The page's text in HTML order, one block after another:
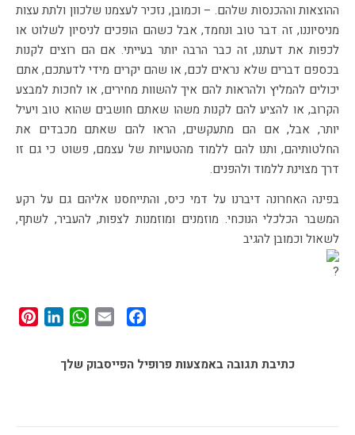
ההוצאות וההכנסות שלהם. – וכמובן, נזכיר לעצמנו שלכוון ולתת עצות
מניסיוננו, זה דבר טוב ונחמד, אבל כשהם הופכים לניסיון לשלוט או
לכפות את דעתנו, זה כבר הרבה יותר בעייתי. אם הם רוצים לקנות
בכספם דברים שלא נראים לכם, או שהם יקרים מידי לדעתכם, אתם
יכולים להמליץ ולהראות להם איך להשוות מחירים, או לחכות למבצע
הקרוב, או להציע להם לקנות משהו שאתם חושבים שהוא טוב ויעיל
יותר, אבל, אם הם מתעקשים, הראו להם שאתם מכבדים את
החלטותיהם, ותנו להם ללמוד מהטעויות של עצמם, פשוט כי גם זו
דרך מצוינת ללמוד ולהפנים.
בפינה האחרונה דיברנו על דמי כיס, והתייחסנו אליהם גם על רקע
המשבר הכלכלי הנוכחי. מוזמנים ומוזמנות לצפות, להעביר, לשתף,
לשאול וכמובן להגיב
Facebook
Email
כתיבת תגובה באמצעות פרופיל הפייסבוק שלך